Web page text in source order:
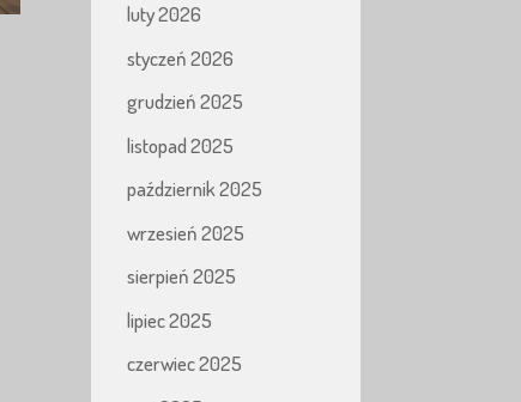
luty 2026
styczeń 2026
grudzień 2025
listopad 2025
październik 2025
wrzesień 2025
sierpień 2025
lipiec 2025
czerwiec 2025